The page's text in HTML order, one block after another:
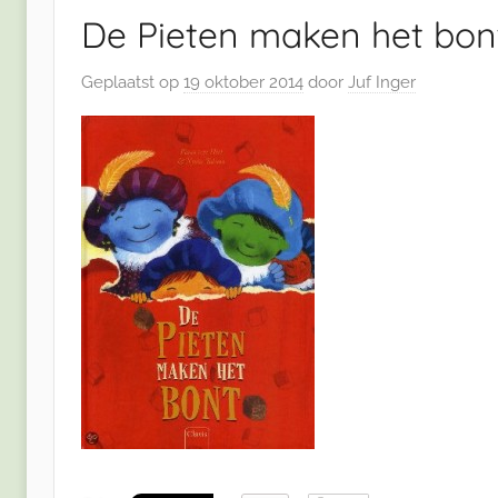
De Pieten maken het
Geplaatst op 19 oktober 2014 door Juf Inger